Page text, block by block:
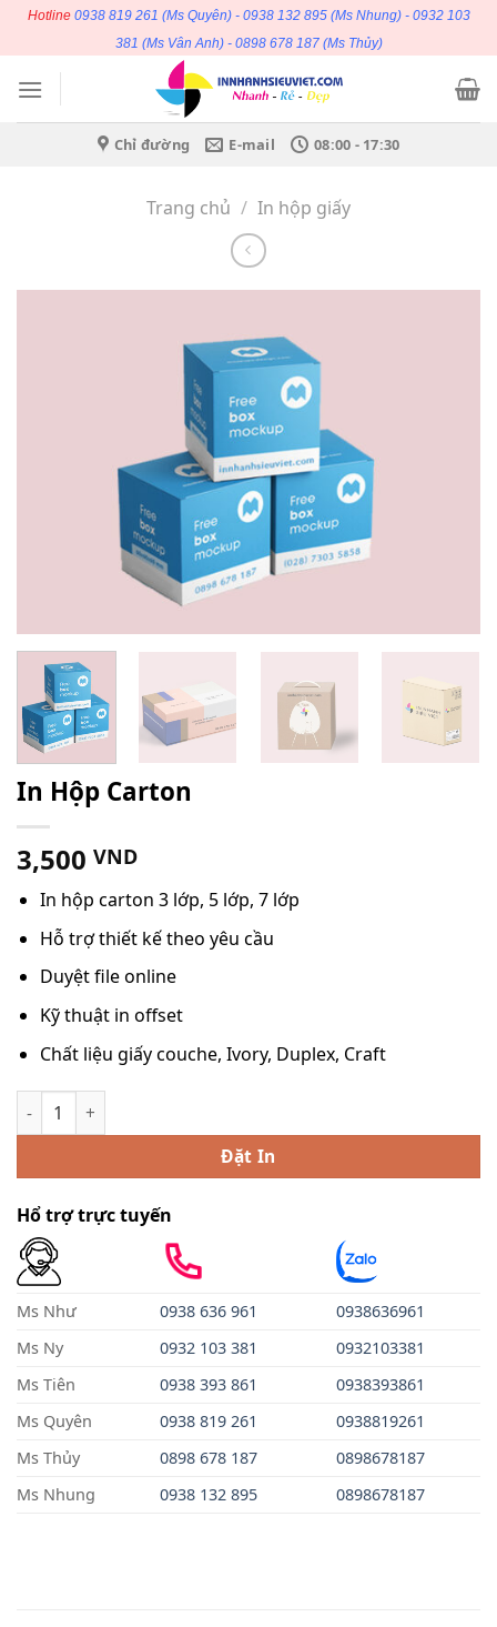
dung
Hotline 0938 819 261 (Ms Quyên) - 0938 132 895(Ms Nhung) - 0932 103
381 (Ms Vân Anh) - 0898 678 187(Ms Thủy)
Chỉ đường E-mail 08:00 - 17:30
Trang chủ / In hộp giấy
In Hộp Carton
3,500 VND
In hộp carton 3 lớp, 5 lớp, 7 lớp
Hỗ trợ thiết kế theo yêu cầu
Duyệt file online
Kỹ thuật in offset
Chất liệu giấy couche, Ivory, Duplex, Craft
In Hộp Carton số lượng
Đặt In
Hổ trợ trực tuyến
Ms Như 0938 636 961
0938636961
Ms Ny
0932 103 381
0932103381
Ms Tiên
0938 393 861
0938393861
Ms Quyên
0938 819 261
0938819261
Ms Thủy
0898 678 187
0898678187
Ms Nhung
0938 132 895 0898678187